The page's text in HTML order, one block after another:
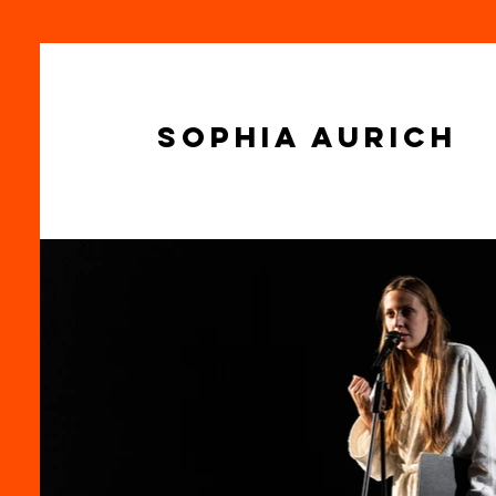
Sophia Aurich